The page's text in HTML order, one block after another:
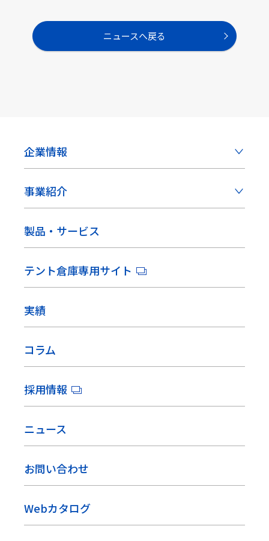
ニュースへ戻る
企業情報
事業紹介
製品・サービス
テント倉庫専用サイト
実績
コラム
採用情報
ニュース
お問い合わせ
Webカタログ